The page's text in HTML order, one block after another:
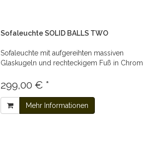
Sofaleuchte SOLID BALLS TWO
Sofaleuchte mit aufgereihten massiven
Glaskugeln und rechteckigem Fuß in Chrom
299,00 € *
Mehr Informationen